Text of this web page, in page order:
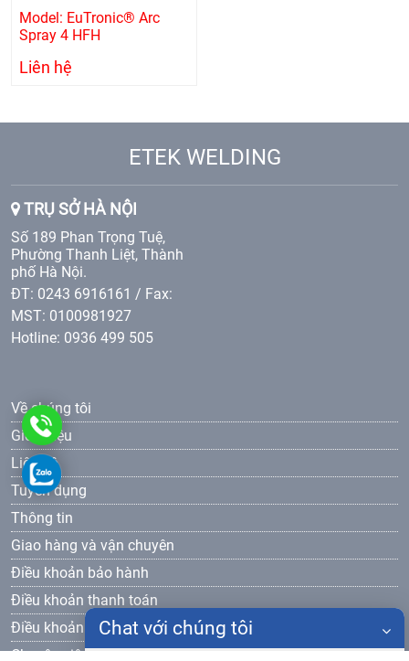
Model: EuTronic® Arc
Spray 4 HFH
Liên hệ
ETEK WELDING
TRỤ SỞ HÀ NỘI
Số 189 Phan Trọng Tuệ,
Phường Thanh Liệt, Thành
phố Hà Nội.
ĐT: 0243 6916161 / Fax:
MST: 0100981927
Hotline: 0936 499 505
Về chúng tôi
Giới thiệu
Liên hệ
Tuyển dụng
Thông tin
Giao hàng và vận chuyên
Điều khoản bảo hành
Điều khoản thanh toán
Điều khoản bảo mật
Chuyên viên bán hàng
0936499505
Chat với chúng tôi